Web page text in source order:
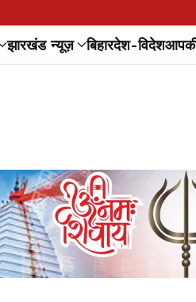
झारखंड न्यूज़ बिहारदेश-विदेश